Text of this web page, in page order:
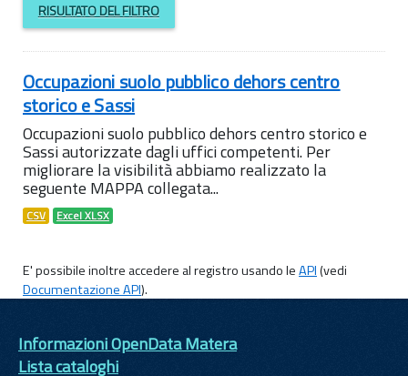
RISULTATO DEL FILTRO
Occupazioni suolo pubblico dehors centro
storico e Sassi
Occupazioni suolo pubblico dehors centro storico e
Sassi autorizzate dagli uffici competenti. Per
migliorare la visibilità abbiamo realizzato la
seguente MAPPA collegata...
CSV Excel XLSX
E' possibile inoltre accedere al registro usando leAPI(vedi
Documentazione API).
Informazioni OpenData Matera
Lista cataloghi